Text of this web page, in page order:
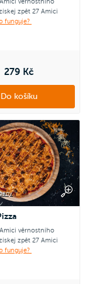
zpět 27 Amici
funguje?
279 Kč
Do košíku
věrnostního
zpět 27 Amici
funguje?